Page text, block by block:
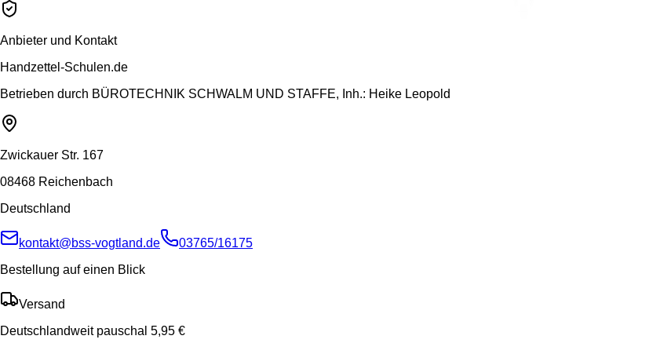
Anbieter und Kontakt
Handzettel-Schulen.de
Betrieben durch BÜROTECHNIK SCHWALM UND STAFFE, Inh.: Heike Leopold
Zwickauer Str. 167
08468 Reichenbach
Deutschland
kontakt@bss-vogtland.de
03765/16175
Bestellung auf einen Blick
Versand
Deutschlandweit pauschal 5,95 €